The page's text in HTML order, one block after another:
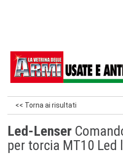
<< Torna ai risultati
Led-Lenser
per torcia MT10 Led